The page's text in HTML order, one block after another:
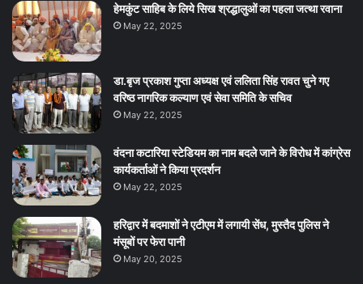
हेमकुंट साहिब के लिये सिख श्रद्धालुओं का पहला जत्था रवाना
May 22, 2025
डा.बृज प्रकाश गुप्ता अध्यक्ष एवं ललिता सिंह रावत चुने गए
वरिष्ठ नागरिक कल्याण एवं सेवा समिति के सचिव
May 22, 2025
वंदना कटारिया स्टेडियम का नाम बदले जाने के विरोध में कांग्रेस
कार्यकर्ताओं ने किया प्रदर्शन
May 22, 2025
हरिद्वार में बदमाशों ने एटीएम में लगायी सेंध, मुस्तैद पुलिस ने
मंसूबों पर फेरा पानी
May 20, 2025